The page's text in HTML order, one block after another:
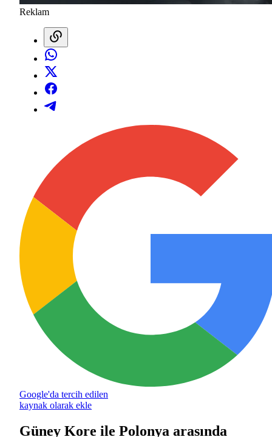
Reklam
Google'da tercih edilen
kaynak olarak ekle
Güney Kore ile Polonya arasında